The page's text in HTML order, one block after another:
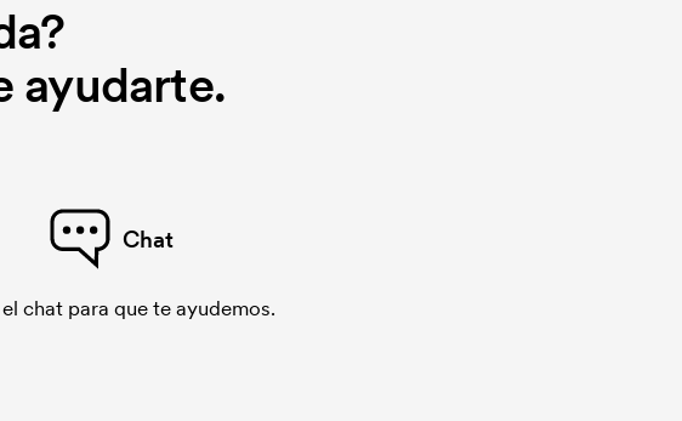
ayudarte.
Chat
chat para que te ayudemos.